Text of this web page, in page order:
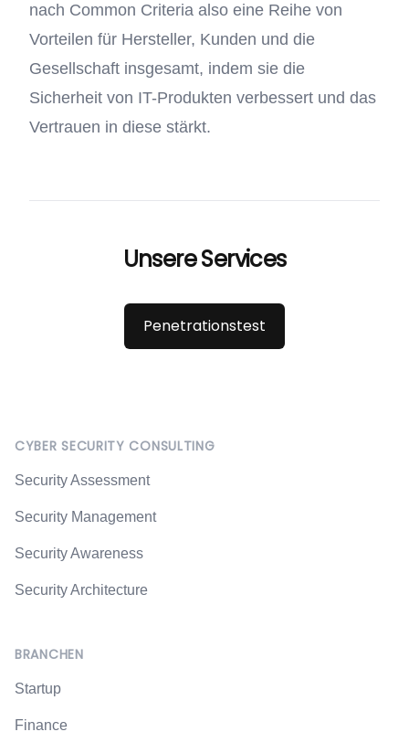
nach Common Criteria also eine Reihe von
Vorteilen für Hersteller, Kunden und die
Gesellschaft insgesamt, indem sie die
Sicherheit von IT-Produkten verbessert und das
Vertrauen in diese stärkt.
Unsere Services
Penetrationstest
CYBER SECURITY CONSULTING
Security Assessment
Security Management
Security Awareness
Security Architecture
BRANCHEN
Startup
Finance